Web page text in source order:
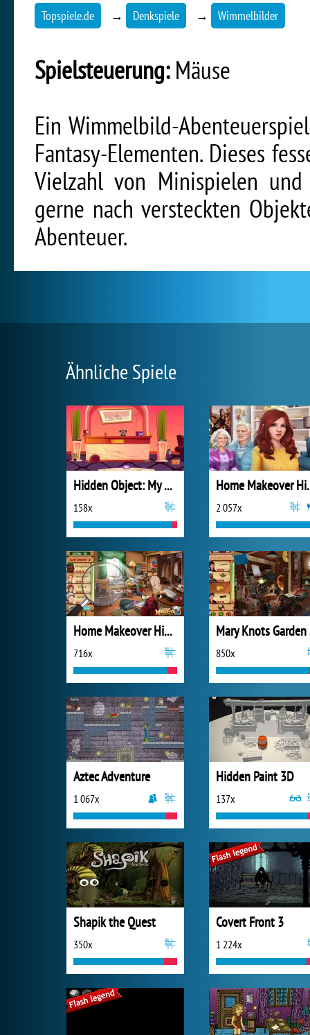
Topspiele.de → Denkspiele → Wimmelbilder
Spielsteuerung:Mäuse
Ein Wimmelbild-
Fantasy-Elementen. Dieses
Vielzahl von Minispielen
gerne nach versteckten
Abenteuer.
Ähnliche Spiele
Hidden Object: My Hotel
158x
Home
2 057x
Home Makeover Hidden Object 2
716x 850x
Aztec Adventure
1 067x
Hidden Paint 3D
137x
Shapik the Quest
350x
Covert Front 3
1 224x